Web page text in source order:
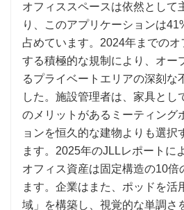
オフィススペースは依然として
り、このアプリケーションは
占めています。2024年までのオ
する積極的な規制により、オー
るプライベートエリアの深刻な
した。施設管理者は、家具とし
のメリットがあるミーティング
ョンを恒久的な建物よりも選択
ます。2025年のJLLレポートに
オフィス資産は固定構造の10倍
ます。企業はまた、ポッドを活
域」を構築し、視覚的な単調さ